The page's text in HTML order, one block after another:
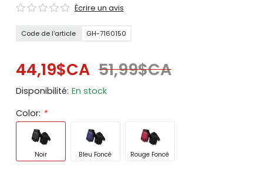
Écrire un avis
Code de l'article GH-7160150
44,19$CA 51,99$CA
Disponibilité: En stock
Color: *
Noir Bleu Foncé Rouge Foncé